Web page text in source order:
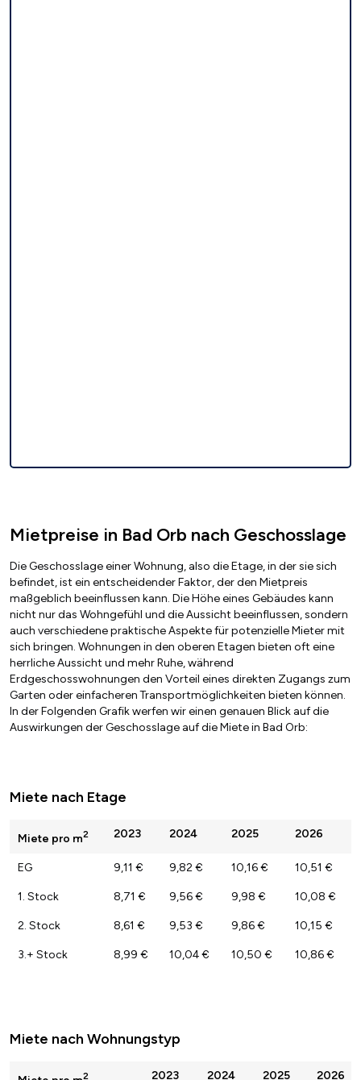
Mietpreise in Bad Orb nach Geschosslage
Die Geschosslage einer Wohnung, also die Etage, in der sie sich
befindet, ist ein entscheidender Faktor, der den Mietpreis
maßgeblich beeinflussen kann. Die Höhe eines Gebäudes kann
nicht nur das Wohngefühl und die Aussicht beeinflussen, sondern
auch verschiedene praktische Aspekte für potenzielle Mieter mit
sich bringen. Wohnungen in den oberen Etagen bieten oft eine
herrliche Aussicht und mehr Ruhe, während
Erdgeschosswohnungen den Vorteil eines direkten Zugangs zum
Garten oder einfacheren Transportmöglichkeiten bieten können.
In der Folgenden Grafik werfen wir einen genauen Blick auf die
Auswirkungen der Geschosslage auf die Miete in Bad Orb:
Miete nach Etage
Miete pro m2 2023 2024 2025 2026
EG 9,11 € 9,82 € 10,16 € 10,51 €
1. Stock 8,71 € 9,56 € 9,98 € 10,08 €
2. Stock 8,61 € 9,53 € 9,86 € 10,15 €
3.+ Stock 8,99 € 10,04 € 10,50 € 10,86 €
Miete nach Wohnungstyp
2 2023 2024 2025 2026